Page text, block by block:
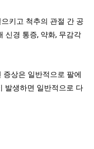
키고 척추의 관절 간 공
신경 통증, 약화, 무감각
상은 일반적으로 팔에
발생하면 일반적으로 다